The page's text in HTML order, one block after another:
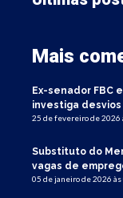
Mais
Ex-senador FBC
investiga
25 de fevereiro de 2026
Substituto do
vagas de
05 de janeiro de 2026 às